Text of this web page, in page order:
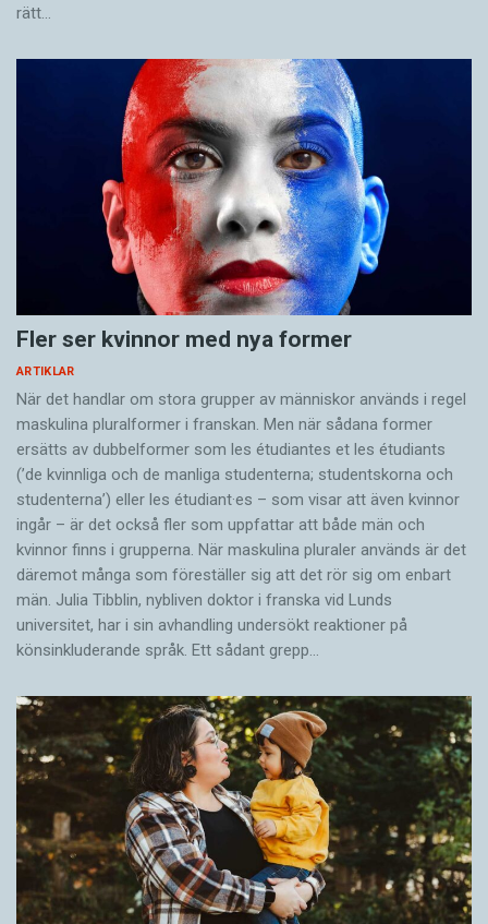
rätt…
Fler ser kvinnor med nya former
ARTIKLAR
När det handlar om stora grupper av människor används i regel
maskulina pluralformer i franskan. Men när sådana ­former
ersätts av dubbel­former som les étudiantes et les étudiants
(’de kvinnliga och de manliga studenterna; studentskorna och
studenterna’) eller les étudiant·es – som visar att även kvinnor
ingår – är det också fler som uppfattar att både män och
kvinnor finns i grupperna. När maskulina pluraler används är det
där­emot många som föreställer sig att det rör sig om enbart
män. Julia Tibblin, nybliven doktor i franska vid Lunds
universitet, har i sin avhandling undersökt reaktioner på
könsinkluderande språk. Ett sådant grepp…